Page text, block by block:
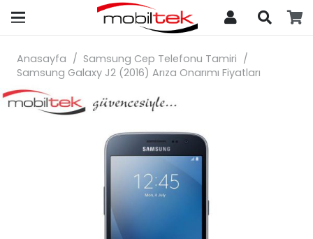
Anasayfa / Samsung Cep Telefonu Tamiri /
Samsung Galaxy J2 (2016) Arıza Onarımı Fiyatları